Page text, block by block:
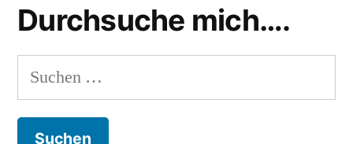
Durchsuche mich….
Suchen
nach: